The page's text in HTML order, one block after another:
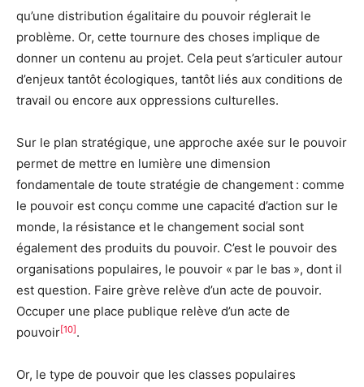
qu’une distribution égalitaire du pouvoir réglerait le
problème. Or, cette tournure des choses implique de
donner un contenu au projet. Cela peut s’articuler autour
d’enjeux tantôt écologiques, tantôt liés aux conditions de
travail ou encore aux oppressions culturelles.
Sur le plan stratégique, une approche axée sur le pouvoir
permet de mettre en lumière une dimension
fondamentale de toute stratégie de changement : comme
le pouvoir est conçu comme une capacité d’action sur le
monde, la résistance et le changement social sont
également des produits du pouvoir. C’est le pouvoir des
organisations populaires, le pouvoir « par le bas », dont il
est question. Faire grève relève d’un acte de pouvoir.
Occuper une place publique relève d’un acte de
pouvoir[10].
Or, le type de pouvoir que les classes populaires